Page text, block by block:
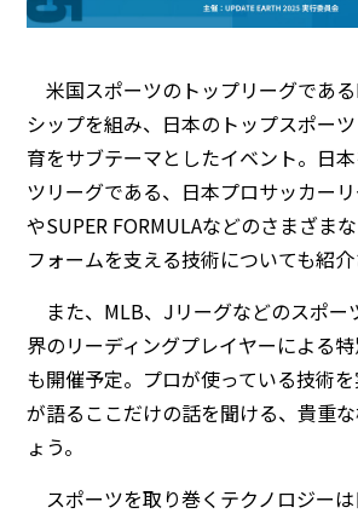
米国スポーツのトップリーグであ
シップを組み、日本のトップスポー
育をサブテーマとしたイベント。日
ツリーグである、日本プロサッカーリ
やSUPER FORMULAなどのさまざま
フォームを支える技術についても紹介
また、MLB、Jリーグなどのスポー
界のリーディングプレイヤーによる
も開催予定。プロが使っている技術
が語るここだけの話を聞ける、貴重
ょう。
スポーツを取り巻くテクノロジー